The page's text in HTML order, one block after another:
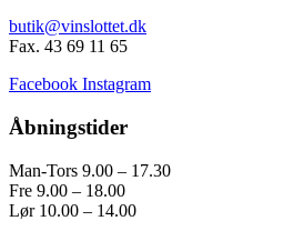
butik@vinslottet.dk
Fax. 43 69 11 65
Facebook Instagram
Åbningstider
Man-Tors 9.00 – 17.30
Fre 9.00 – 18.00
Lør 10.00 – 14.00